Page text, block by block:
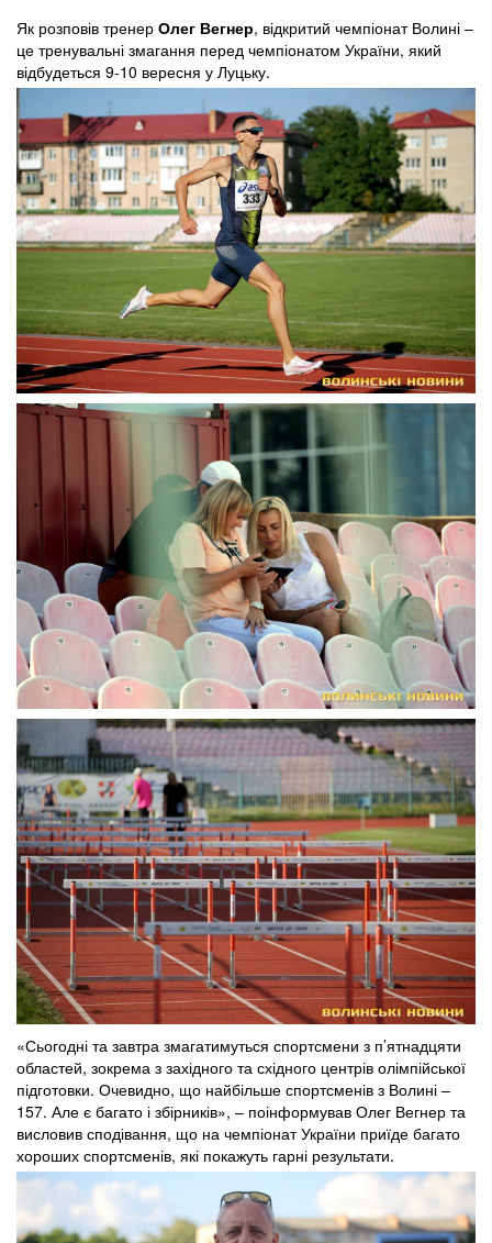
Як розповів тренер Олег Вегнер, відкритий чемпіонат Волині –
це тренувальні змагання перед чемпіонатом України, який
відбудеться 9-10 вересня у Луцьку.
«Сьогодні та завтра змагатимуться спортсмени з п’ятнадцяти
областей, зокрема з західного та східного центрів олімпійської
підготовки. Очевидно, що найбільше спортсменів з Волині –
157. Але є багато і збірників», – поінформував Олег Вегнер та
висловив сподівання, що на чемпіонат України приїде багато
хороших спортсменів, які покажуть гарні результати.